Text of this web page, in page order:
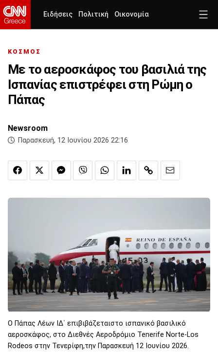
Ειδήσεις Πολιτική Οικονομία
ΚΟΣΜΟΣ
Με το αεροσκάφος του βασιλιά της
Ισπανίας επιστρέφει στη Ρώμη ο
Πάπας
Newsroom
Παρασκευή, 12 Ιουνίου 2026 22:16
Ο Πάπας Λέων ΙΔ΄ επιβιβάζεταιστο ισπανικό βασιλικό
αεροσκάφος, στο Διεθνές Αεροδρόμιο Tenerife Norte-Los
Rodeos στην Τενερίφη,την Παρασκευή 12 Ιουνίου 2026.